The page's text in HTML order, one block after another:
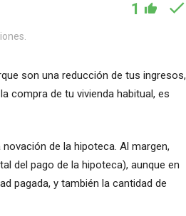
1
son una reducción de tus ingresos,
compra de tu vivienda habitual, es
de la hipoteca. Al margen,
del pago de la hipoteca), aunque en
pagada, y también la cantidad de